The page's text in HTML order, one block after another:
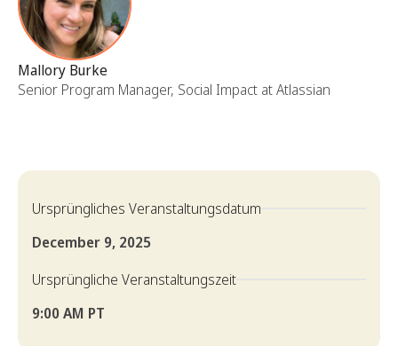
Mallory Burke
Senior Program Manager, Social Impact at Atlassian
Ursprüngliches Veranstaltungsdatum
December 9, 2025
Ursprüngliche Veranstaltungszeit
9:00 AM PT